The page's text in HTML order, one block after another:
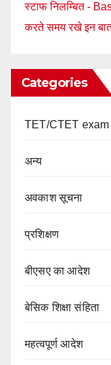
स्टाफ निलम्बित -
करते समय रखे इन बातों
Categories
TET/CTET exam
अन्य
अवकाश सूचना
प्रशिक्षण
बीएसए का आदेश
बेसिक शिक्षा संहिता
महत्वपूर्ण आदेश